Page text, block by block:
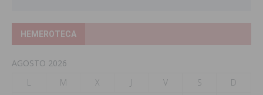
HEMEROTECA
AGOSTO 2026
L
M X J V S
D